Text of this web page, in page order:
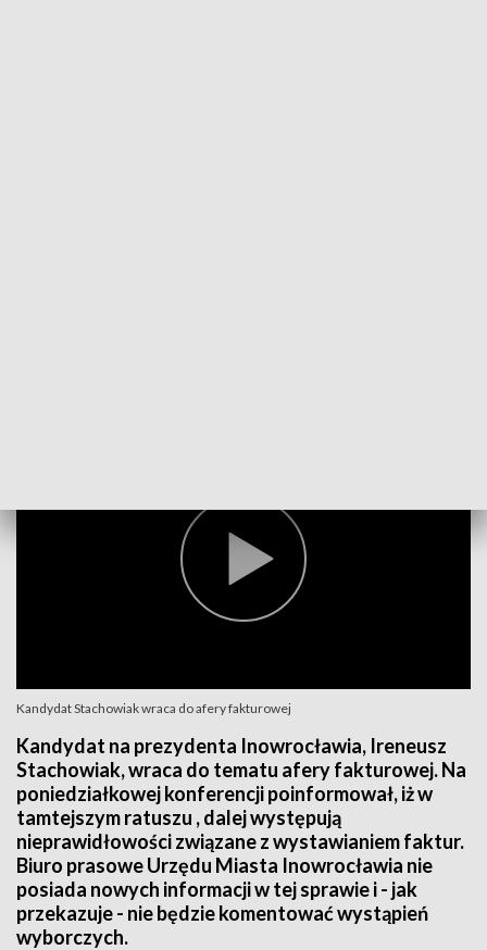
Kandydat Stachowiak wraca do afery fakturowej
Kandydat na prezydenta Inowrocławia, Ireneusz
Stachowiak, wraca do tematu afery fakturowej. Na
poniedziałkowej konferencji poinformował, iż w
tamtejszym ratuszu , dalej występują
nieprawidłowości związane z wystawianiem faktur.
Biuro prasowe Urzędu Miasta Inowrocławia nie
posiada nowych informacji w tej sprawie i - jak
przekazuje - nie będzie komentować wystąpień
wyborczych.